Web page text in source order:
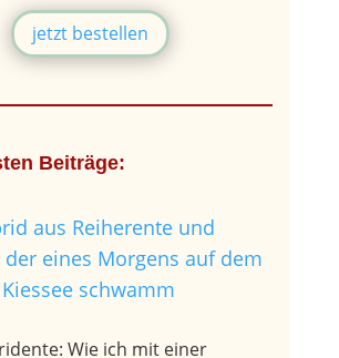
jetzt bestellen
Beiträge:
Wie ich mit einer